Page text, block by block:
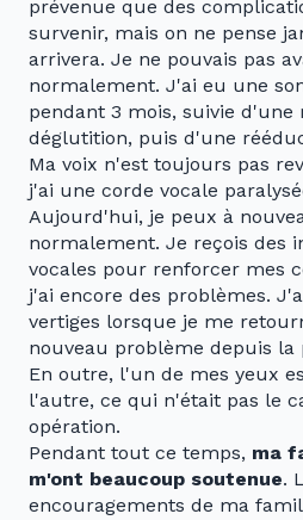
prévenue que des
survenir, mais on ne pense
arrivera. Je ne pouvais pas
normalement. J'ai eu une
pendant 3 mois, suivie d'une
déglutition, puis d'une
Ma voix n'est toujours pas
j'ai une corde vocale
Aujourd'hui, je peux à
normalement. Je reçois des
vocales pour renforcer mes
j'ai encore des problèmes.
vertiges lorsque je me
nouveau problème depuis la
En outre, l'un de mes yeux
l'autre, ce qui n'était pas le
opération.
Pendant tout ce temps, ma
m'ont beaucoup soutenue.
encouragements de ma